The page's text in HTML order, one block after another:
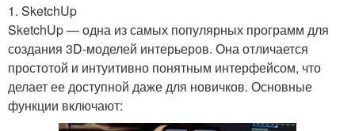
1. SketchUp
SketchUp — одна из самых популярных программ для
создания 3D-моделей интерьеров. Она отличается
простотой и интуитивно понятным интерфейсом, что
делает ее доступной даже для новичков. Основные
функции включают: